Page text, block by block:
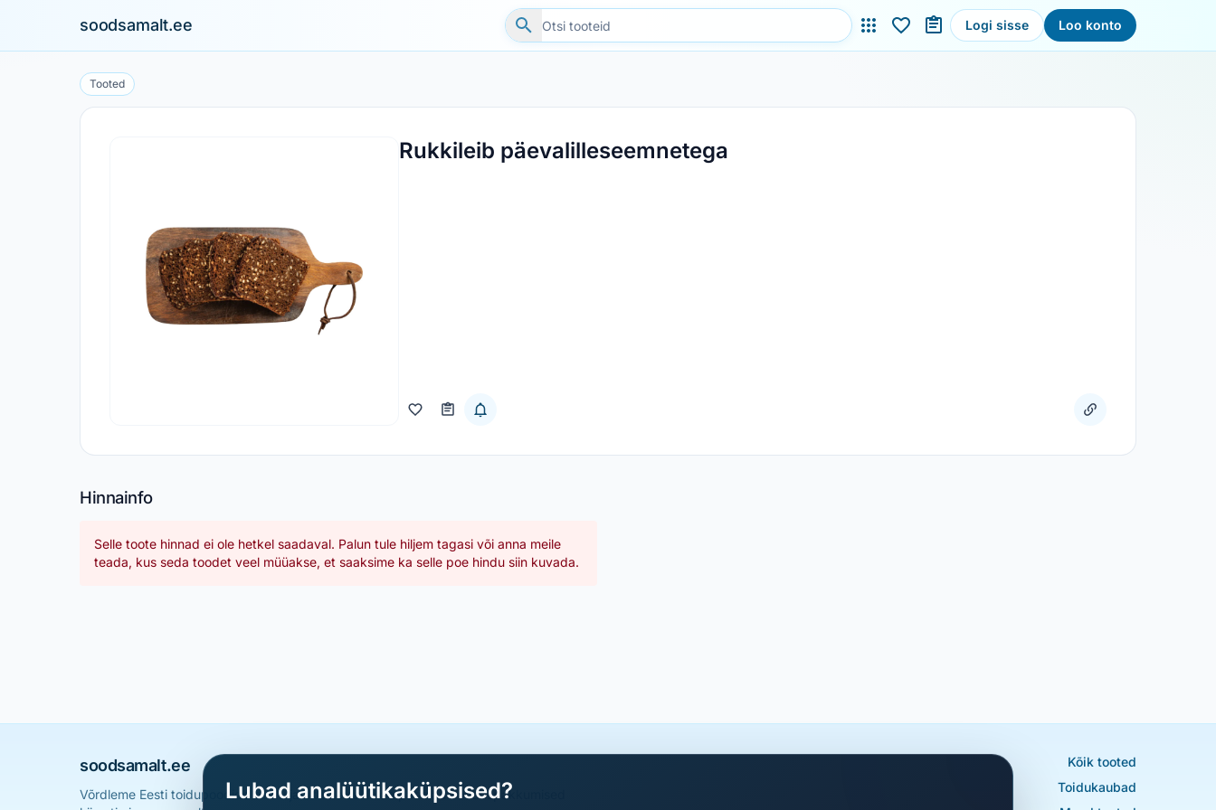
soodsamalt.ee Logi sisse Loo konto
Tooted
Rukkileib päevalilleseemnetega
Hinnainfo
Selle toote hinnad ei ole hetkel saadaval. Palun tule hiljem tagasi või anna meile
teada, kus seda toodet veel müüakse, et saaksime ka selle poe hindu siin kuvada.
soodsamalt.ee
Võrdleme Eesti toidupoodide hindu ja aitame sul leida parimad sooduspakkumised
Kõik tooted
Toidukaubad
Lubad analüütikaküpsised?